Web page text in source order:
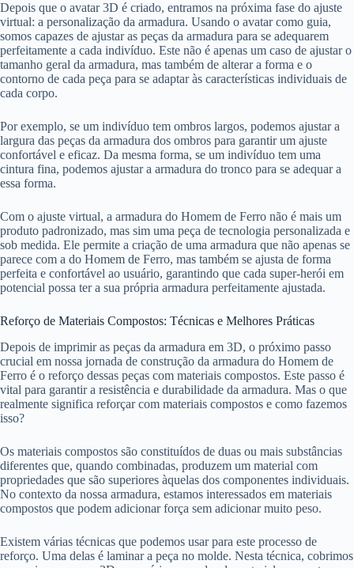
Depois que o avatar 3D é criado, entramos na próxima fase do ajuste
virtual: a personalização da armadura. Usando o avatar como guia,
somos capazes de ajustar as peças da armadura para se adequarem
perfeitamente a cada indivíduo. Este não é apenas um caso de ajustar o
tamanho geral da armadura, mas também de alterar a forma e o
contorno de cada peça para se adaptar às características individuais de
cada corpo.
Por exemplo, se um indivíduo tem ombros largos, podemos ajustar a
largura das peças da armadura dos ombros para garantir um ajuste
confortável e eficaz. Da mesma forma, se um indivíduo tem uma
cintura fina, podemos ajustar a armadura do tronco para se adequar a
essa forma.
Com o ajuste virtual, a armadura do Homem de Ferro não é mais um
produto padronizado, mas sim uma peça de tecnologia personalizada e
sob medida. Ele permite a criação de uma armadura que não apenas se
parece com a do Homem de Ferro, mas também se ajusta de forma
perfeita e confortável ao usuário, garantindo que cada super-herói em
potencial possa ter a sua própria armadura perfeitamente ajustada.
Reforço de Materiais Compostos: Técnicas e Melhores Práticas
Depois de imprimir as peças da armadura em 3D, o próximo passo
crucial em nossa jornada de construção da armadura do Homem de
Ferro é o reforço dessas peças com materiais compostos. Este passo é
vital para garantir a resistência e durabilidade da armadura. Mas o que
realmente significa reforçar com materiais compostos e como fazemos
isso?
Os materiais compostos são constituídos de duas ou mais substâncias
diferentes que, quando combinadas, produzem um material com
propriedades que são superiores àquelas dos componentes individuais.
No contexto da nossa armadura, estamos interessados em materiais
compostos que podem adicionar força sem adicionar muito peso.
Existem várias técnicas que podemos usar para este processo de
reforço. Uma delas é laminar a peça no molde. Nesta técnica, cobrimos